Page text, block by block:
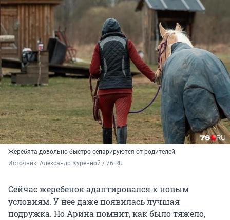
Жеребята довольно быстро сепарируются от родителей
Источник: Александр Куренной / 76.RU
Сейчас жеребенок адаптировался к новым
условиям. У нее даже появилась лучшая
подружка. Но Арина помнит, как было тяжело,